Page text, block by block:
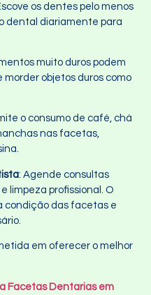
os dentes pelo menos
dental diariamente para
muito duros podem
objetos duros como
o consumo de café, chá
nas facetas,
: Agende consultas
limpeza profissional. O
condição das facetas e
em oferecer o melhor
Facetas Dentarias em